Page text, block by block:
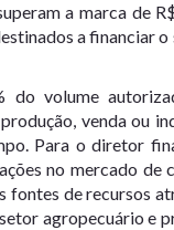
a marca de
a financiar
do volume
venda ou
Para o diretor
no mercado
fontes de recursos
agropecuário e